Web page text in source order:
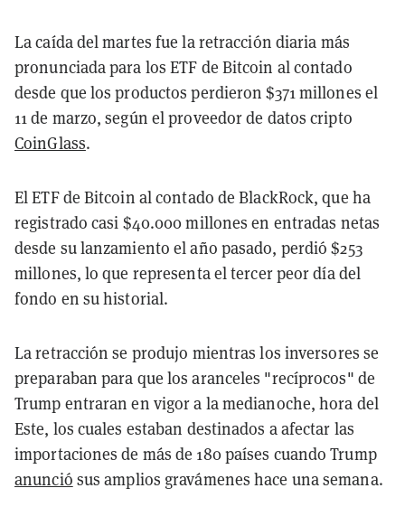
La caída del martes fue la retracción diaria más
pronunciada para los ETF de Bitcoin al contado
desde que los productos perdieron $371 millones el
11 de marzo, según el proveedor de datos cripto
CoinGlass.
El ETF de Bitcoin al contado de BlackRock, que ha
registrado casi $40.000 millones en entradas netas
desde su lanzamiento el año pasado, perdió $253
millones, lo que representa el tercer peor día del
fondo en su historial.
La retracción se produjo mientras los inversores se
preparaban para que los aranceles "recíprocos" de
Trump entraran en vigor a la medianoche, hora del
Este, los cuales estaban destinados a afectar las
importaciones de más de 180 países cuando Trump
anunció sus amplios gravámenes hace una semana.